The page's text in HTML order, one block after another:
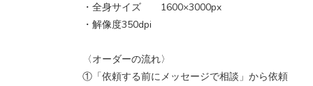
・全身サイズ 1600×3000px
・解像度350dpi
〈オーダーの流れ〉
①「依頼する前にメッセージで相談」から依頼